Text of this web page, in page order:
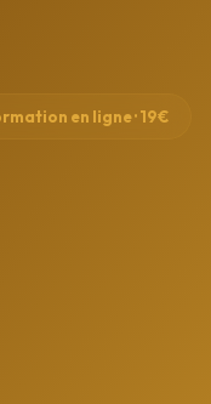
en ligne · 19€